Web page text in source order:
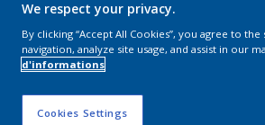
We respect your privacy.
By clicking “Accept All Cookies”, you agree to
navigation, analyze site usage, and assist in our
d'informations
Cookies Settings